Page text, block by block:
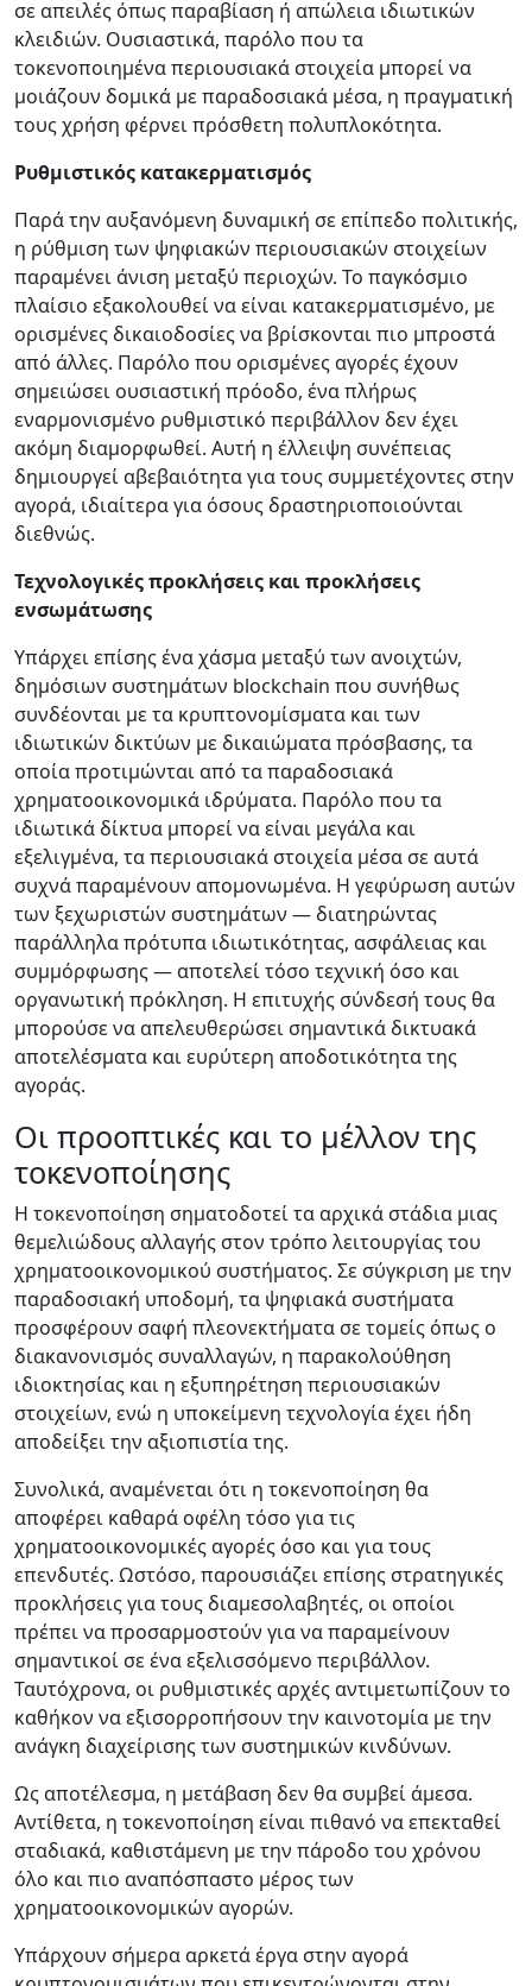
σε απειλές όπως παραβίαση ή απώλεια ιδιωτικών
κλειδιών. Ουσιαστικά, παρόλο που τα
τοκενοποιημένα περιουσιακά στοιχεία μπορεί να
μοιάζουν δομικά με παραδοσιακά μέσα, η πραγματική
τους χρήση φέρνει πρόσθετη πολυπλοκότητα.
Ρυθμιστικός κατακερματισμός
Παρά την αυξανόμενη δυναμική σε επίπεδο πολιτικής,
η ρύθμιση των ψηφιακών περιουσιακών στοιχείων
παραμένει άνιση μεταξύ περιοχών. Το παγκόσμιο
πλαίσιο εξακολουθεί να είναι κατακερματισμένο, με
ορισμένες δικαιοδοσίες να βρίσκονται πιο μπροστά
από άλλες. Παρόλο που ορισμένες αγορές έχουν
σημειώσει ουσιαστική πρόοδο, ένα πλήρως
εναρμονισμένο ρυθμιστικό περιβάλλον δεν έχει
ακόμη διαμορφωθεί. Αυτή η έλλειψη συνέπειας
δημιουργεί αβεβαιότητα για τους συμμετέχοντες στην
αγορά, ιδιαίτερα για όσους δραστηριοποιούνται
διεθνώς.
Τεχνολογικές προκλήσεις και προκλήσεις
ενσωμάτωσης
Υπάρχει επίσης ένα χάσμα μεταξύ των ανοιχτών,
δημόσιων συστημάτων blockchain που συνήθως
συνδέονται με τα κρυπτονομίσματα και των
ιδιωτικών δικτύων με δικαιώματα πρόσβασης, τα
οποία προτιμώνται από τα παραδοσιακά
χρηματοοικονομικά ιδρύματα. Παρόλο που τα
ιδιωτικά δίκτυα μπορεί να είναι μεγάλα και
εξελιγμένα, τα περιουσιακά στοιχεία μέσα σε αυτά
συχνά παραμένουν απομονωμένα. Η γεφύρωση αυτών
των ξεχωριστών συστημάτων — διατηρώντας
παράλληλα πρότυπα ιδιωτικότητας, ασφάλειας και
συμμόρφωσης — αποτελεί τόσο τεχνική όσο και
οργανωτική πρόκληση. Η επιτυχής σύνδεσή τους θα
μπορούσε να απελευθερώσει σημαντικά δικτυακά
αποτελέσματα και ευρύτερη αποδοτικότητα της
αγοράς.
Οι προοπτικές και το μέλλον της
τοκενοποίησης
Η τοκενοποίηση σηματοδοτεί τα αρχικά στάδια μιας
θεμελιώδους αλλαγής στον τρόπο λειτουργίας του
χρηματοοικονομικού συστήματος. Σε σύγκριση με την
παραδοσιακή υποδομή, τα ψηφιακά συστήματα
προσφέρουν σαφή πλεονεκτήματα σε τομείς όπως ο
διακανονισμός συναλλαγών, η παρακολούθηση
ιδιοκτησίας και η εξυπηρέτηση περιουσιακών
στοιχείων, ενώ η υποκείμενη τεχνολογία έχει ήδη
αποδείξει την αξιοπιστία της.
Συνολικά, αναμένεται ότι η τοκενοποίηση θα
αποφέρει καθαρά οφέλη τόσο για τις
χρηματοοικονομικές αγορές όσο και για τους
επενδυτές. Ωστόσο, παρουσιάζει επίσης στρατηγικές
προκλήσεις για τους διαμεσολαβητές, οι οποίοι
πρέπει να προσαρμοστούν για να παραμείνουν
σημαντικοί σε ένα εξελισσόμενο περιβάλλον.
Ταυτόχρονα, οι ρυθμιστικές αρχές αντιμετωπίζουν το
καθήκον να εξισορροπήσουν την καινοτομία με την
ανάγκη διαχείρισης των συστημικών κινδύνων.
Ως αποτέλεσμα, η μετάβαση δεν θα συμβεί άμεσα.
Αντίθετα, η τοκενοποίηση είναι πιθανό να επεκταθεί
σταδιακά, καθιστάμενη με την πάροδο του χρόνου
όλο και πιο αναπόσπαστο μέρος των
χρηματοοικονομικών αγορών.
Υπάρχουν σήμερα αρκετά έργα στην αγορά